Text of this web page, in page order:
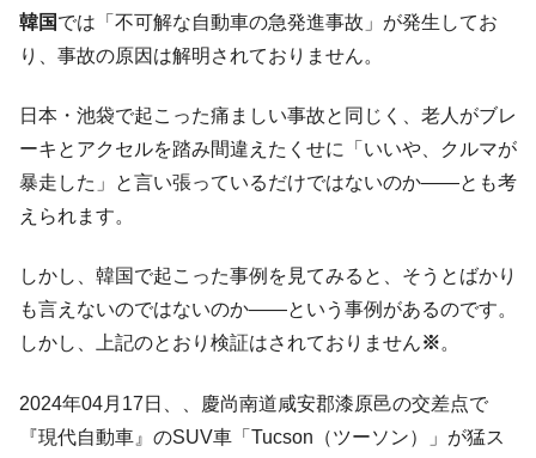
『Money1』
韓国「ここは北朝鮮なのか。選管がサーバ
ーにウソのデータを入力したのは明白だ」
『Money1』
韓国は「中国と同じく」投資に不適格な国
『Money1』
す」⇒「金を経由するドル入手」手段ではないのか？
『Money1』
韓国･外為取引量「1日当たり1,214.4億ド
ル」まで拡大 ⇒ 海外資金の動きに強く左右される状態
『Money1』
韓国･帰ってきた李在明。李在明を支持しな
『Money1』
韓国大統領府ボンクラ政策室長が告発され
た ⇒ 国家が行った恐るべき株価操作であり、空前の国政壟
韓国では「不可解な自動車の急発進事故」が発生してお
り、事故の原因は解明されておりません。
日本・池袋で起こった痛ましい事故と同じく、老人がブレ
ーキとアクセルを踏み間違えたくせに「いいや、クルマが
暴走した」と言い張っているだけではないのか――とも考
えられます。
しかし、韓国で起こった事例を見てみると、そうとばかり
も言えないのではないのか――という事例があるのです。
しかし、上記のとおり検証はされておりません※。
2024年04月17日、、慶尚南道咸安郡漆原邑の交差点で
『現代自動車』のSUV車「Tucson（ツーソン）」が猛ス